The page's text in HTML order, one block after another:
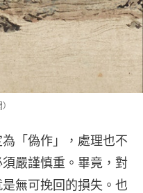
「偽作」，處理也不
嚴謹慎重。畢竟，對
無可挽回的損失。也